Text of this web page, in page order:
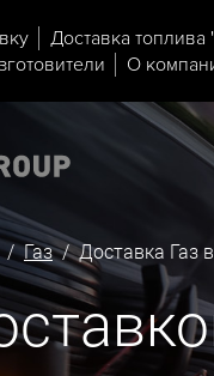
Доставка топлива
О
Газ/ Доставка Газ